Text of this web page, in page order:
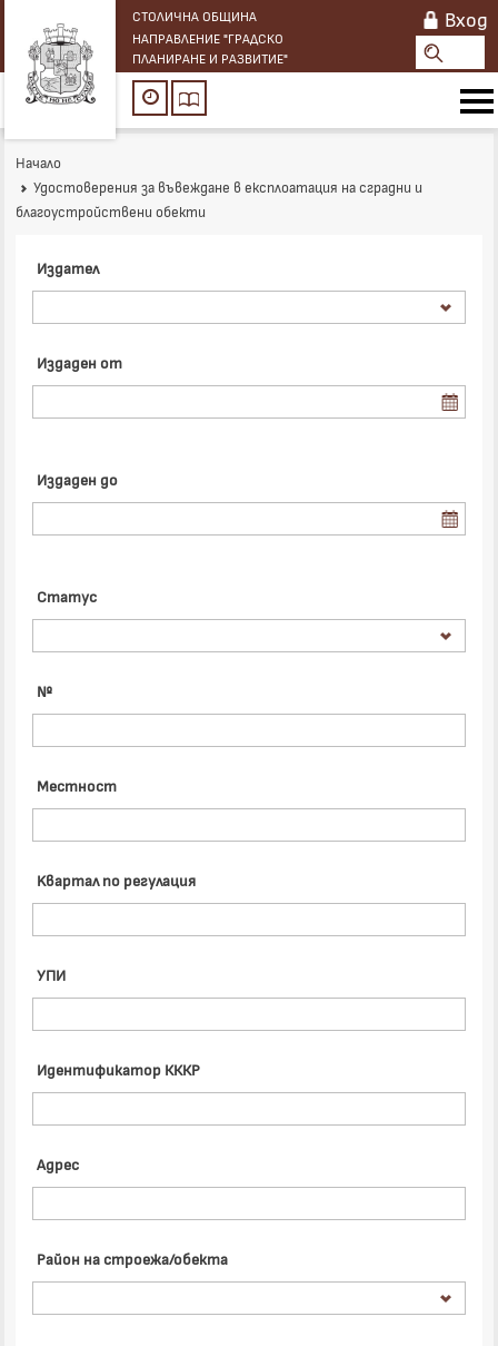
СТОЛИЧНА ОБЩИНА
НАПРАВЛЕНИЕ "ГРАДСКО
ПЛАНИРАНЕ И РАЗВИТИЕ"
Вход
Начало
Удостоверения за въвеждане в експлоатация на сградни и
благоустройствени обекти
Издател
Издаден от
Издаден до
Статус
№
Местност
Kвартал по регулация
УПИ
Идентификатор КККР
Адрес
Район на строежа/обекта